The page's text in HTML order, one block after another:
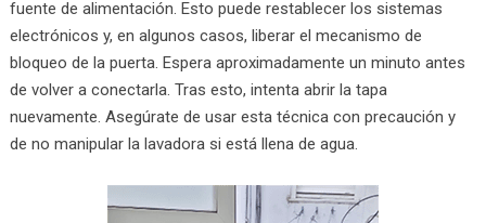
fuente de alimentación. Esto puede restablecer los sistemas
electrónicos y, en algunos casos, liberar el mecanismo de
bloqueo de la puerta. Espera aproximadamente un minuto antes
de volver a conectarla. Tras esto, intenta abrir la tapa
nuevamente. Asegúrate de usar esta técnica con precaución y
de no manipular la lavadora si está llena de agua.